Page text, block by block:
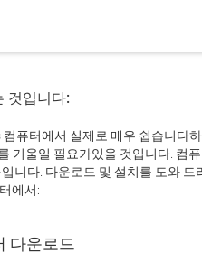
것입니다:
퓨터에서 실제로 매우 쉽습니다
기울일 필요가있을 것입니다. 컴
니다. 다운로드 및 설치를 도와 드
에서:
다운로드